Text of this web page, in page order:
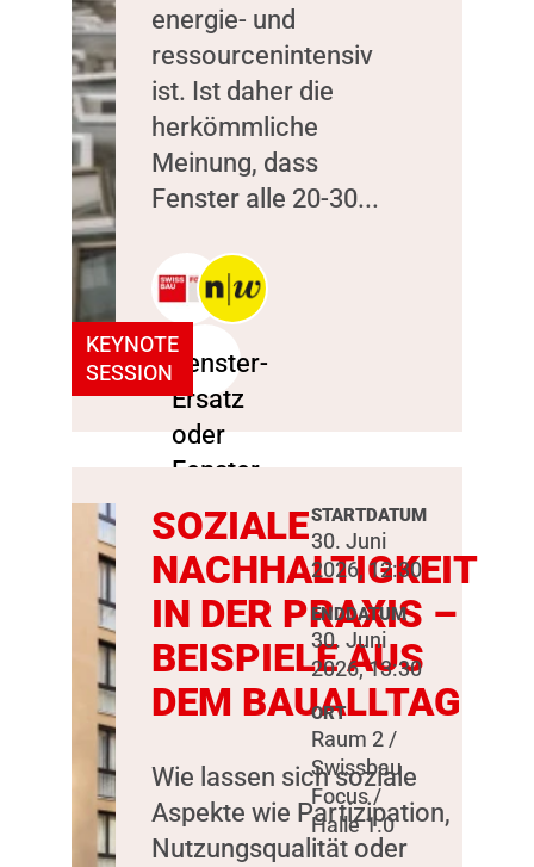
KEYNOTE
SESSION
energie- und
ressourcenintensiv
ist. Ist daher die
herkömmliche
Meinung, dass
Fenster alle 20-30...
SOZIALE
NACHHALTIGKEIT
IN DER PRAXIS –
BEISPIELE AUS
DEM BAUALLTAG
Wie lassen sich soziale
Aspekte wie Partizipation,
Nutzungsqualität oder
STARTDATUM
30. Juni
2026, 12:30
ENDDATUM
30. Juni
2026, 13:30
ORT
Raum 2 /
Swissbau
Focus /
Halle 1.0